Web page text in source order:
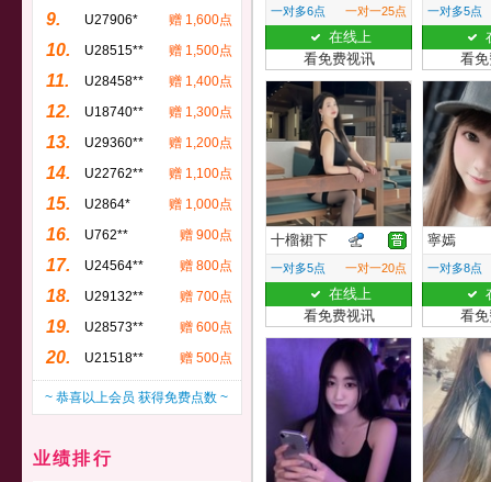
9. U27906* 赠 1,600点
10. U28515** 赠 1,500点
11. U28458** 赠 1,400点
12. U18740** 赠 1,300点
13. U29360** 赠 1,200点
14. U22762** 赠 1,100点
15. U2864* 赠 1,000点
16. U762** 赠 900点
17. U24564** 赠 800点
18. U29132** 赠 700点
19. U28573** 赠 600点
20. U21518** 赠 500点
~ 恭喜以上会员 获得免费点数 ~
业绩排行
一对多6点 一对一25点
在线上
看免费视讯
一对多5点
看
十榴裙下
一对多5点 一对一20点
在线上
看免费视讯
寧嫣
一对多8点
看